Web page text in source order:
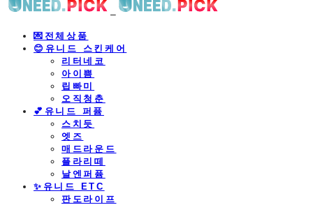
💌전체상품
😊유니드 스킨케어
리터네코
아이쁨
립빠미
오직청춘
💕유니드 퍼퓸
스치듯
엣즈
매드라운드
플라리떼
날엔퍼퓸
​✨유니드 ETC
판도라이프